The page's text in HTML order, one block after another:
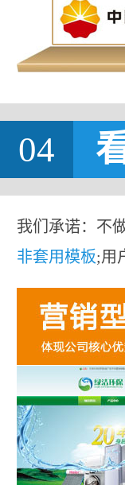
04
我们承诺：不
非套用模板;用